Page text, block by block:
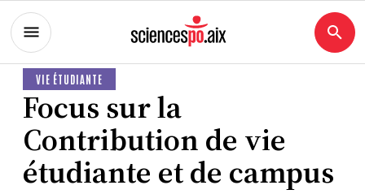
VIE ÉTUDIANTE
Focus sur la
Contribution de vie
étudiante et de campus